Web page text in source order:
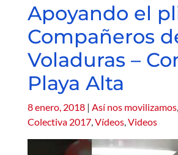
Apoyando el
Compañeros
Voladuras –
Playa Alta
8 enero, 2018 | Así nos movilizamos,
Colectiva 2017,Vídeos,Videos